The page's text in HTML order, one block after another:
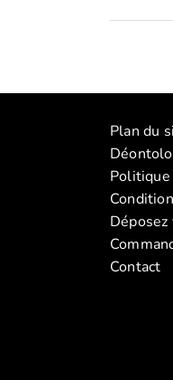
Plan du
Contact